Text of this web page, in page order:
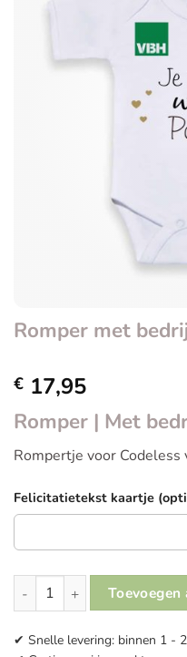
Romper met
€ 17,95
Romper | Met
Rompertje voor Codeless
Felicitatietekst kaartje
Romper met bedrijfslogo
✔ Snelle levering: binnen 1 -